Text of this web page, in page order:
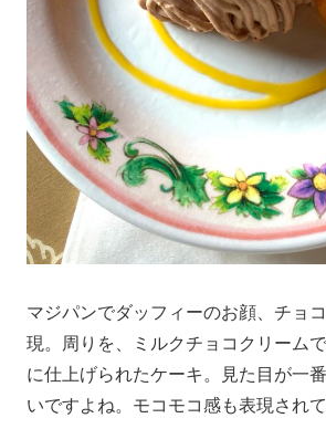
マジパンでダッフィーのお顔、チョ
現。周りを、ミルクチョコクリーム
に仕上げられたケーキ。見た目が一
いですよね。モコモコ感も表現されて